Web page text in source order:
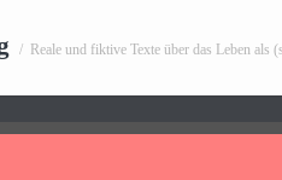
/ Reale und fiktive Texte über das Leben